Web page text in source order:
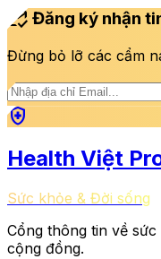
mark_email_read Đăng ký nhận
Đừng bỏ lỡ các cẩm
health_and_safety
Health Việt
Sức khỏe & Đời sống
Cổng thông tin về
cộng đồng.